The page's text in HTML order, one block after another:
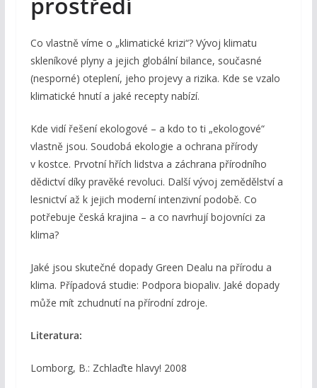
Co vlastně víme o „klimatické krizi“? Vývoj klimatu
skleníkové plyny a jejich globální bilance, současné
(nesporné) oteplení, jeho projevy a rizika. Kde se vzalo
klimatické hnutí a jaké recepty nabízí.
Kde vidí řešení ekologové – a kdo to ti „ekologové“
vlastně jsou. Soudobá ekologie a ochrana přírody
v kostce. Prvotní hřích lidstva a záchrana přírodního
dědictví díky pravěké revoluci. Další vývoj zemědělství a
lesnictví až k jejich moderní intenzivní podobě. Co
potřebuje česká krajina – a co navrhují bojovníci za
klima?
Jaké jsou skutečné dopady Green Dealu na přírodu a
klima. Případová studie: Podpora biopaliv. Jaké dopady
může mít zchudnutí na přírodní zdroje.
Literatura:
Lomborg, B.: Zchlaďte hlavy! 2008